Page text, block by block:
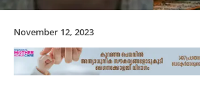
November 12, 2023